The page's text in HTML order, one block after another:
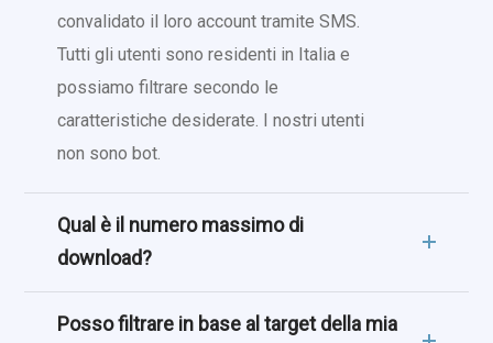
convalidato il loro account tramite SMS.
Tutti gli utenti sono residenti in Italia e
possiamo filtrare secondo le
caratteristiche desiderate. I nostri utenti
non sono bot.
Qual è il numero massimo di
download?
Posso filtrare in base al target della mia